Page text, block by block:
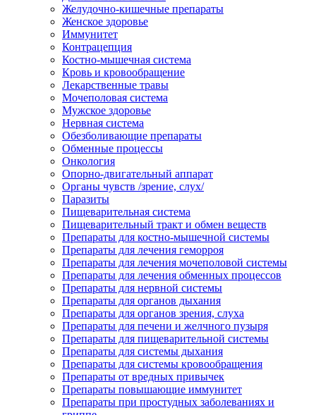
Желудочно-кишечные препараты
Женское здоровье
Иммунитет
Контрацепция
Костно-мышечная система
Кровь и кровообращение
Лекарственные травы
Мочеполовая система
Мужское здоровье
Нервная система
Обезболивающие препараты
Обменные процессы
Онкология
Опорно-двигательный аппарат
Органы чувств /зрение, слух/
Паразиты
Пищеварительная система
Пищеварительный тракт и обмен веществ
Препараты для костно-мышечной системы
Препараты для лечения геморроя
Препараты для лечения мочеполовой системы
Препараты для лечения обменных процессов
Препараты для нервной системы
Препараты для органов дыхания
Препараты для органов зрения, слуха
Препараты для печени и желчного пузыря
Препараты для пищеварительной системы
Препараты для системы дыхания
Препараты для системы кровообращения
Препараты от вредных привычек
Препараты повышающие иммунитет
Препараты при простудных заболеваниях и